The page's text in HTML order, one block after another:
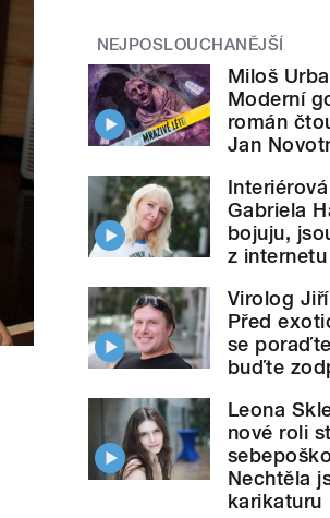
NEJPOSLOUCHANĚJŠÍ
Miloš
Moderní
román
Jan
Gabriela
bojuju,
z internetu
Virolog
Před
se
buďte
Leona
nové roli
Nechtěla
karikaturu